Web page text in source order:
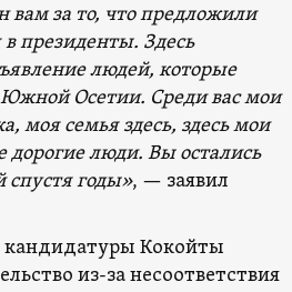
вам за то, что предложили
президенты. Здесь
людей, которые
Осетии. Среди вас мои
моя семья здесь, здесь мои
дорогие люди. Вы остались
годы», — заявил
Кокойты
из-за несоответствия